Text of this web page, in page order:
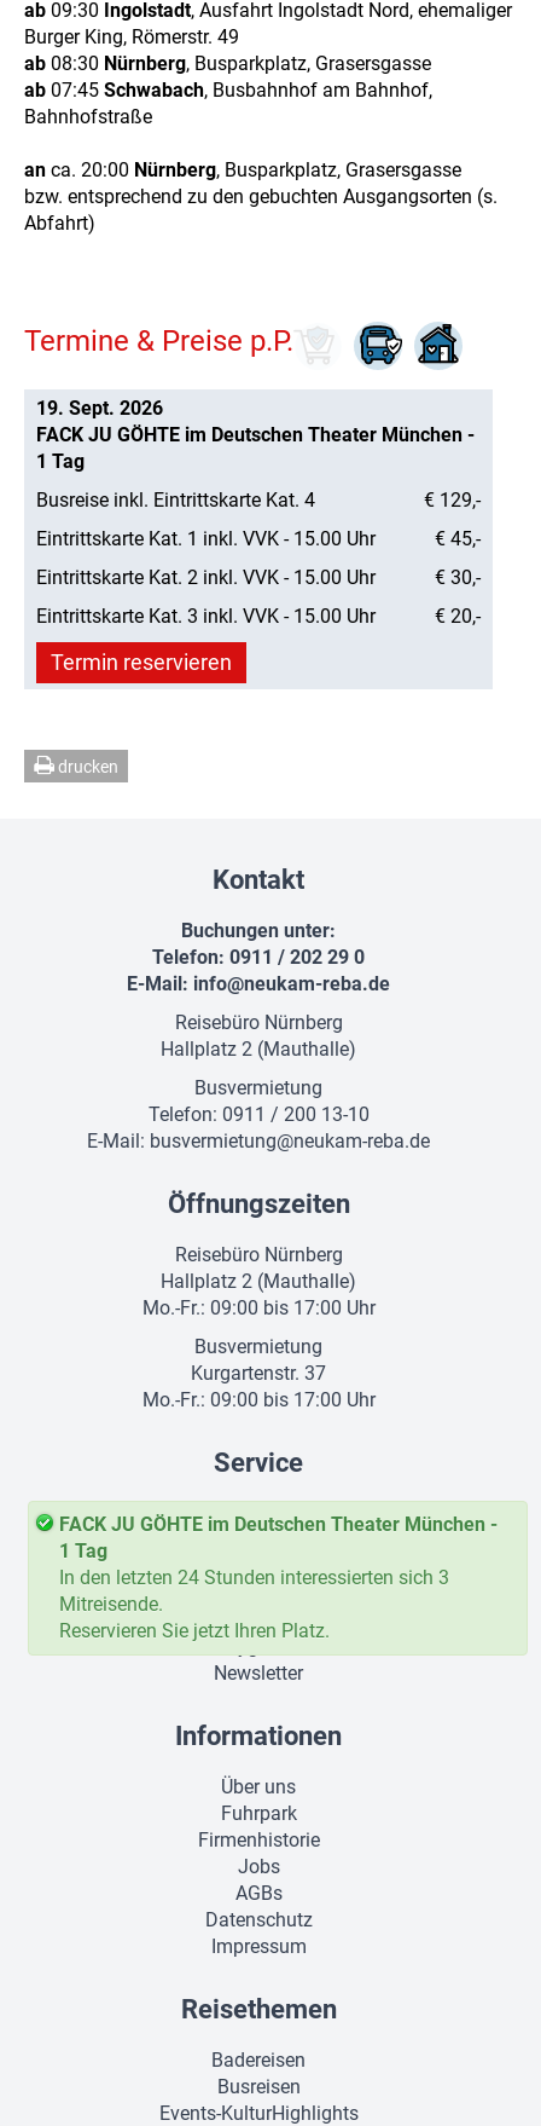
ab 09:30 Ingolstadt, Ausfahrt Ingolstadt Nord, ehemaliger
Burger King, Römerstr. 49
ab 08:30 Nürnberg, Busparkplatz, Grasersgasse
ab 07:45 Schwabach, Busbahnhof am Bahnhof,
Bahnhofstraße
an ca. 20:00 Nürnberg, Busparkplatz, Grasersgasse
bzw. entsprechend zu den gebuchten Ausgangsorten (s.
Abfahrt)
Termine & Preise p.P.
19. Sept. 2026
FACK JU GÖHTE im Deutschen Theater München -
1 Tag
Busreise inkl. Eintrittskarte Kat. 4
€ 129,-
Eintrittskarte Kat. 1 inkl. VVK - 15.00 Uhr
€ 45,-
Eintrittskarte Kat. 2 inkl. VVK - 15.00 Uhr
€ 30,-
Eintrittskarte Kat. 3 inkl. VVK - 15.00 Uhr
€ 20,-
Termin reservieren
drucken
FACK JU GÖHTE im Deutschen Theater München -
1 Tag
In den letzten 24 Stunden interessierten sich 3
Mitreisende.
Reservieren Sie jetzt Ihren Platz.
Kontakt
Buchungen unter:
Telefon: 0911 / 202 29 0
E-Mail: info@neukam-reba.de
Reisebüro Nürnberg
Hallplatz 2 (Mauthalle)
Busvermietung
Telefon: 0911 / 200 13-10
E-Mail: busvermietung@neukam-reba.de
Öffnungszeiten
Reisebüro Nürnberg
Hallplatz 2 (Mauthalle)
Mo.-Fr.: 09:00 bis 17:00 Uhr
Busvermietung
Kurgartenstr. 37
Mo.-Fr.: 09:00 bis 17:00 Uhr
Service
Kataloge
Aktuelles
Glossar
Newsletter
Informationen
Über uns
Fuhrpark
Firmenhistorie
Jobs
AGBs
Datenschutz
Impressum
Reisethemen
Badereisen
Busreisen
Events-KulturHighlights